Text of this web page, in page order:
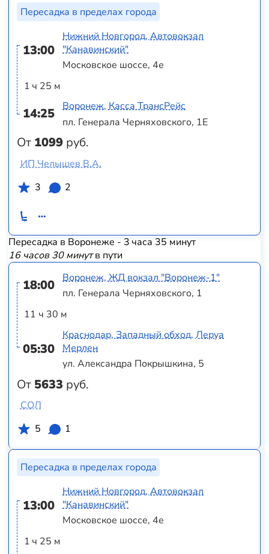
Пересадка в пределах города
13:00
1 ч 25 м
14:25
От 1099 руб.
Нижний Новгород, Автовокзал
"Канавинский"
Московское шоссе, 4е
Воронеж, Касса ТрансРейс
пл. Генерала Черняховского, 1Е
ИП Челышев В.А.
3
2
Пересадка в Воронеже - 3 часа 35 минут
16 часов 30 минутв пути
18:00
11 ч 30 м
05:30
От 5633 руб.
Воронеж, ЖД вокзал "Воронеж-1"
пл. Генерала Черняховского, 1
Краснодар, Западный обход, Леруа
Мерлен
ул. Александра Покрышкина, 5
СОЛ
5
1
Пересадка в пределах города
13:00
1 ч 25 м
Нижний Новгород, Автовокзал
"Канавинский"
Московское шоссе, 4е